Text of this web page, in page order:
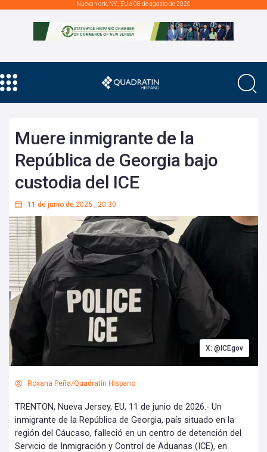
Nueva York, NY., EU a 08 de agosto de 2026
Muere inmigrante de la
República de Georgia bajo
custodia del ICE
11 de junio de 2026 , 20:30
X: @ICEgov
Roxana Peña/Quadratín Hispano
TRENTON, Nueva Jersey, EU, 11 de junio de 2026.- Un
inmigrante de la República de Georgia, país situado en la
región del Cáucaso, falleció en un centro de detención del
Servicio de Inmigración y Control de Aduanas (ICE), en